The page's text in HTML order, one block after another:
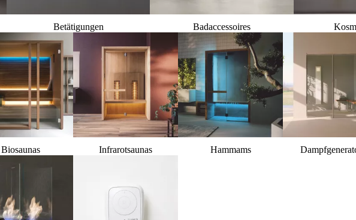
Betätigungen Badaccessoires
Biosaunas Infrarotsaunas Hammams